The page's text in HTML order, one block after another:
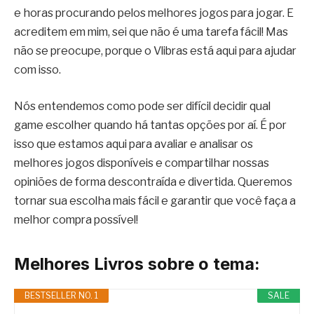
e horas procurando pelos melhores jogos para jogar. E
acreditem em mim, sei que não é uma tarefa fácil! Mas
não se preocupe, porque o Vlibras está aqui para ajudar
com isso.
Nós entendemos como pode ser difícil decidir qual
game escolher quando há tantas opções por aí. É por
isso que estamos aqui para avaliar e analisar os
melhores jogos disponíveis e compartilhar nossas
opiniões de forma descontraída e divertida. Queremos
tornar sua escolha mais fácil e garantir que você faça a
melhor compra possível!
Melhores Livros sobre o tema:
SALE
BESTSELLER NO. 1